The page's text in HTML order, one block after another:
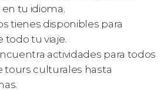
tu idioma.
tienes disponibles para
todo tu viaje.
actividades para todos
tours culturales hasta